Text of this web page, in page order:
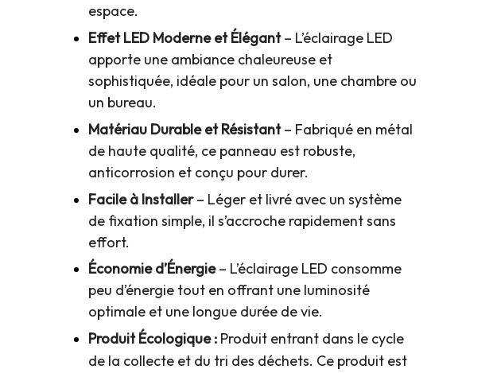
espace.
Effet LED Moderne et Élégant– L’éclairage LED
apporte une ambiance chaleureuse et
sophistiquée, idéale pour un salon, une chambre ou
un bureau.
Matériau Durable et Résistant– Fabriqué en métal
de haute qualité, ce panneau est robuste,
anticorrosion et conçu pour durer.
Facile à Installer– Léger et livré avec un système
de fixation simple, il s’accroche rapidement sans
effort.
Économie d’Énergie– L’éclairage LED consomme
peu d’énergie tout en offrant une luminosité
optimale et une longue durée de vie.
Produit Écologique : Produit entrant dans le cycle
de la collecte et du tri des déchets. Ce produit est